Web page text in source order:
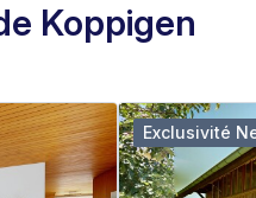
Koppigen
Exclusivité